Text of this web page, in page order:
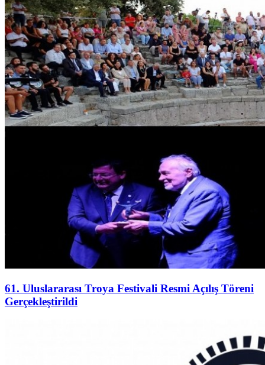
61. Uluslararası Troya Festivali Resmi Açılış Töreni
Gerçekleştirildi